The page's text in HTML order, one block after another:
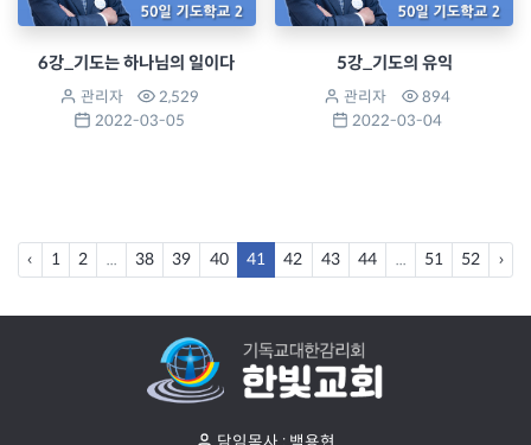
6강_기도는 하나님의 일이다
관리자
2,529
2022-03-05
5강_기도의 유익
관리자
894
2022-03-04
‹ 1 2 ... 38 39 40 41 42 43 44 ... 51 52 ›